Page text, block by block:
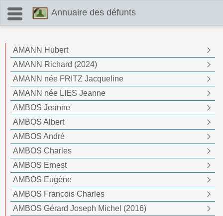
Annuaire des défunts
AMANN Hubert
AMANN Richard (2024)
AMANN née FRITZ Jacqueline
AMANN née LIES Jeanne
AMBOS Jeanne
AMBOS Albert
AMBOS André
AMBOS Charles
AMBOS Ernest
AMBOS Eugène
AMBOS Francois Charles
AMBOS Gérard Joseph Michel (2016)